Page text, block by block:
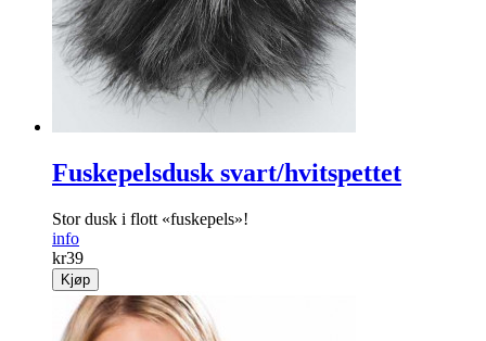
Fuskepelsdusk svart/hvitspettet
Stor dusk i flott «fuskepels»!
info
kr39
Kjøp